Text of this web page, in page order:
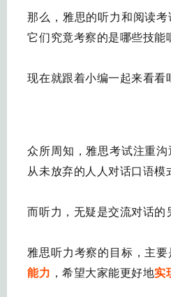
那么，雅思的听力和阅读考
它们究竟考察的是哪些技能
现在就跟着小编一起来看看
众所周知，雅思考试注重
从未放弃的人人对话口语模
而听力，无疑是交流对话的
雅思听力考察的目标，主要
能力 ，希望大家能更好地实